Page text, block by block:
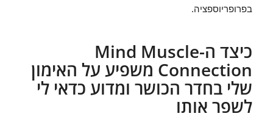
בפרופריוספציה.
כיצד ה-Mind Muscle
Connection משפיע על האימון
שלי בחדר הכושר ומדוע כדאי לי
לשפר אותו